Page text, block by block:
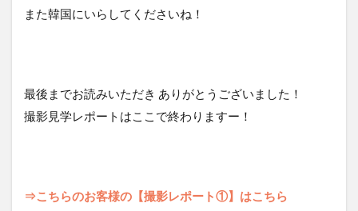
また韓国にいらしてくださいね！
最後までお読みいただき ありがとうございました！
撮影見学レポートはここで終わりますー！
⇒こちらのお客様の【撮影レポート①】はこちら